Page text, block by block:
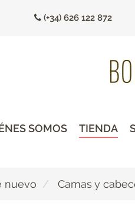
(+34) 626 122 872
SOMOS TIENDA
nuevo Camas y